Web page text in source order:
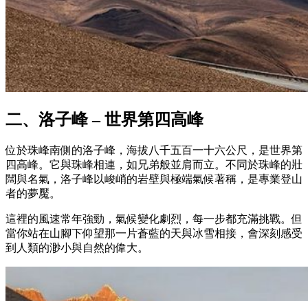
二、洛子峰 – 世界第四高峰
位於珠峰南側的洛子峰，海拔八千五百一十六公尺，是世界第
四高峰。它與珠峰相連，如兄弟般並肩而立。不同於珠峰的壯
闊與名氣，洛子峰以峻峭的岩壁與極端氣候著稱，是專業登山
者的夢魘。
這裡的風速常年強勁，氣候變化劇烈，每一步都充滿挑戰。但
當你站在山腳下仰望那一片蒼藍的天與冰雪相接，會深刻感受
到人類的渺小與自然的偉大。